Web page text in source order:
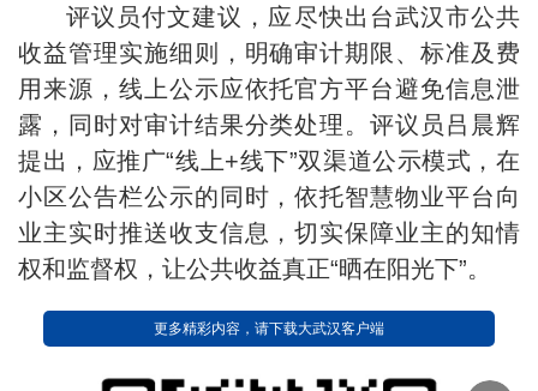
评议员付文建议，应尽快出台武汉市公共
收益管理实施细则，明确审计期限、标准及费
用来源，线上公示应依托官方平台避免信息泄
露，同时对审计结果分类处理。评议员吕晨辉
提出，应推广“线上+线下”双渠道公示模式，在
小区公告栏公示的同时，依托智慧物业平台向
业主实时推送收支信息，切实保障业主的知情
权和监督权，让公共收益真正“晒在阳光下”。
更多精彩内容，请下载大武汉客户端